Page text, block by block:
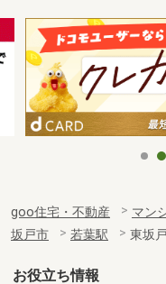
goo住宅・不動産 マン
坂戸市
若葉駅 東坂
お役立ち情報